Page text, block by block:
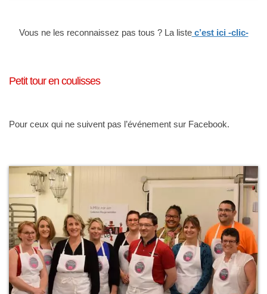
Vous ne les reconnaissez pas tous ? La listec’est ici -clic-
Petit tour en coulisses
Pour ceux qui ne suivent pas l’événement sur Facebook.